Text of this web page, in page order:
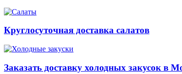
Круглосуточная доставка салатов
Заказать доставку холодных закусок в